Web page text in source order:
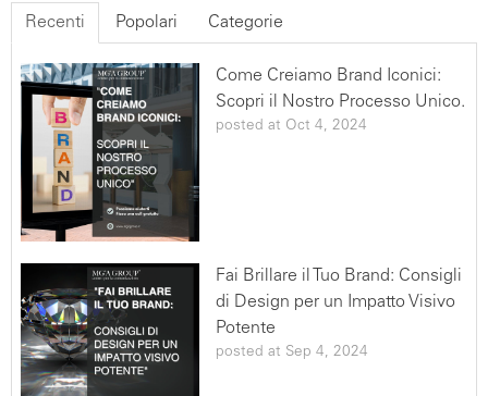
ad eccezione di soggetti ai quali la comunicazione
stessa sia dovuta in adempimento ad obblighi previsti
dalla Legge. SERVIZI HubSpot Questo tipo di servizi
permettono al Titolare di costruire profili utente
partendo da un indirizzo email, il nome o qualunque
altra informazione che l'Utente fornisce a questa
Applicazione, così come di tracciare le attività
dell'Utente tramite funzionalità statistiche. Questi Dati
Personali potrebbero inoltre venire incrociati con
(come i profili sui social network) ed usati per costruire
profili privati che il Titolare può visualizzare ed utilizzare
per migliorare questa Applicazione.Alcuni di questi
servizi potrebbero inoltre permettere l'invio
programmato di messaggi all'Utente, come email
Recenti Popolari Categorie
Come Creiamo Brand Iconici:
Scopri il Nostro Processo Unico.
posted at Oct 4, 2024
Fai Brillare il Tuo Brand: Consigli
di Design per un Impatto Visivo
Potente
posted at Sep 4, 2024